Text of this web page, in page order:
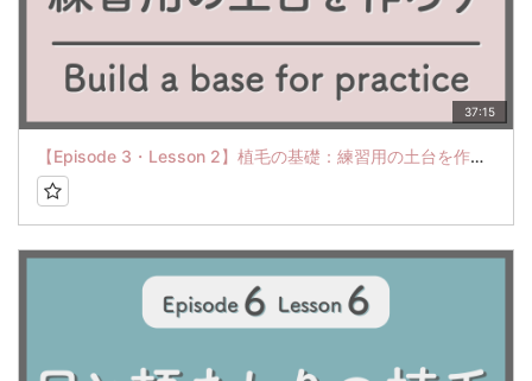
37:15
【Episode 3・Lesson 2】植毛の基礎：練習用の土台を作ろう